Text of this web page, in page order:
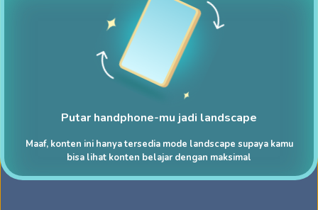
Putar handphone-mu jadi landscape
Maaf, konten ini hanya tersedia mode landscape supaya kamu
bisa lihat konten belajar dengan maksimal